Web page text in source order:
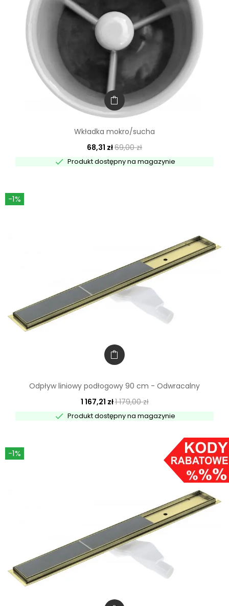
Wkładka mokro/sucha
68,31 zł69,00 zł
 Produkt dostępny na magazynie
-1%
Odpływ liniowy podłogowy 90 cm - Odwracalny
1 167,21 zł1 179,00 zł
 Produkt dostępny na magazynie
-1%